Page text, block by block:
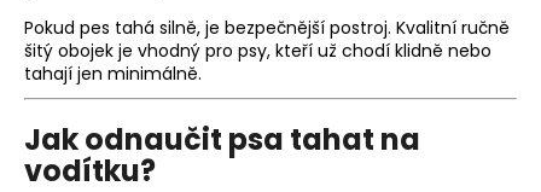
Pokud pes tahá silně, je bezpečnější postroj. Kvalitní ručně
šitý obojek je vhodný pro psy, kteří už chodí klidně nebo
tahají jen minimálně.
Jak odnaučit psa tahat na
vodítku?
t
?